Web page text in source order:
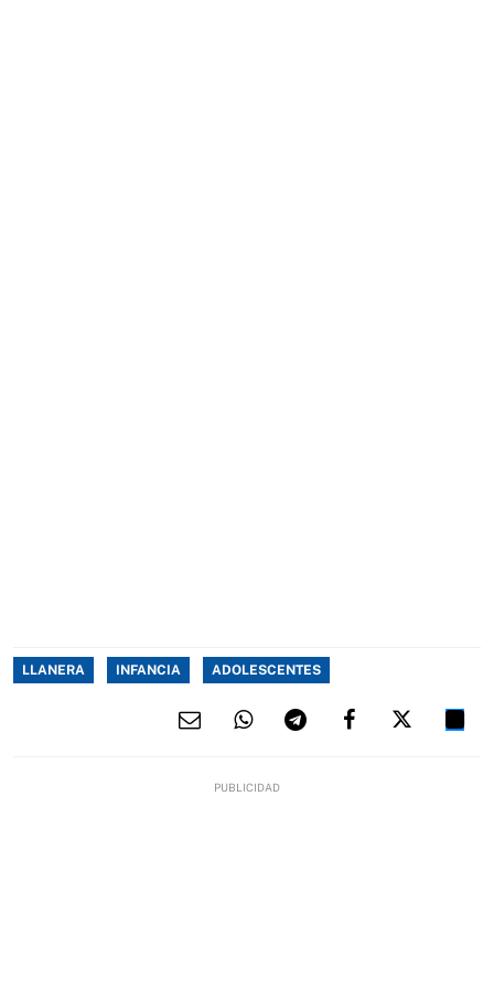
LLANERA INFANCIA ADOLESCENTES